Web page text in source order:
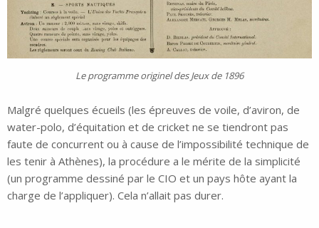
Le programme originel des Jeux de 1896
Malgré quelques écueils (les épreuves de voile, d’aviron, de
water-polo, d’équitation et de cricket ne se tiendront pas
faute de concurrent ou à cause de l’impossibilité technique de
les tenir à Athènes), la procédure a le mérite de la simplicité
(un programme dessiné par le CIO et un pays hôte ayant la
charge de l’appliquer). Cela n’allait pas durer.